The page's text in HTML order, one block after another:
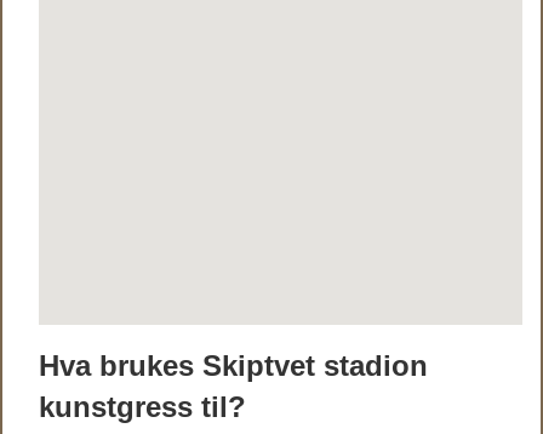
Hva brukes Skiptvet stadion
kunstgress til?